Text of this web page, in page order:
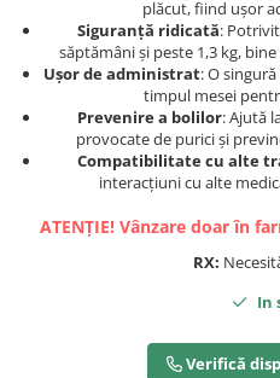
Igienă orală
Șampoane și balsamuri
Igienă orală
Șampoane și balsamuri
plăcut, fiind ușor
Siguranță ridicată:
săptămâni și peste 1,3 kg,
Ușor de administrat: O
timpul mesei
Prevenire a bolilor: Ajută
provocate de purici și
Compatibilitate cu alte
interacțiuni cu alte
ATENȚIE! Vânzare doar în
RX:
In
Verifică